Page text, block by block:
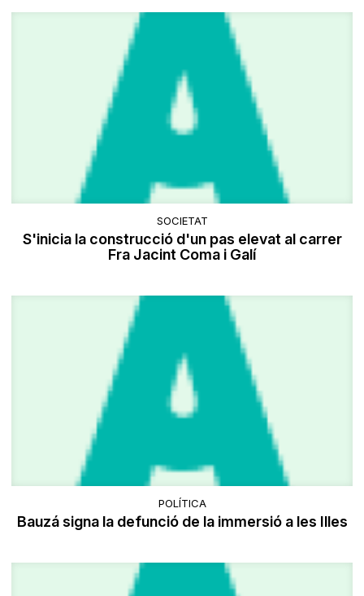
SOCIETAT
S'inicia la construcció d'un pas elevat al carrer
Fra Jacint Coma i Galí
POLÍTICA
Bauzá signa la defunció de la immersió a les Illes